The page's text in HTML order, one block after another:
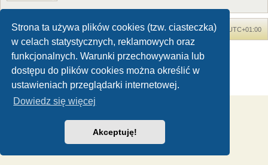
Strona ta używa plików cookies (tzw. ciasteczka)
w celach statystycznych, reklamowych oraz
funkcjonalnych. Warunki przechowywania lub
dostępu do plików cookies można określić w
ustawieniach przeglądarki internetowej.
Dowiedz się więcej
Akceptuję!
Forum Dinozaury.com Strona główna Strefa czasowa UTC+01:00
Dinozaury.com
© 2006-2020
Technologię dostarcza
phpBB
® Forum Software © phpBB Limited
Polski pakiet językowy dostarczaphpBB.pl
Zasady ochrony danych osobowych|Regulamin